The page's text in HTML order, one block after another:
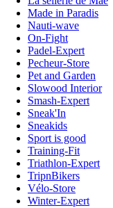
Made in Paradis
Nauti-wave
On-Fight
Padel-Expert
Pecheur-Store
Pet and Garden
Slowood Interior
Smash-Expert
Sneak'In
Sneakids
Sport is good
Training-Fit
Triathlon-Expert
TripnBikers
Vélo-Store
Winter-Expert